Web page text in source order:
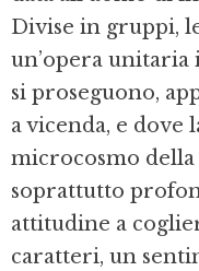
Divise in gruppi,
un’opera
si proseguono,
a vicenda, e dove
microcosmo della
soprattutto
attitudine a
caratteri, un